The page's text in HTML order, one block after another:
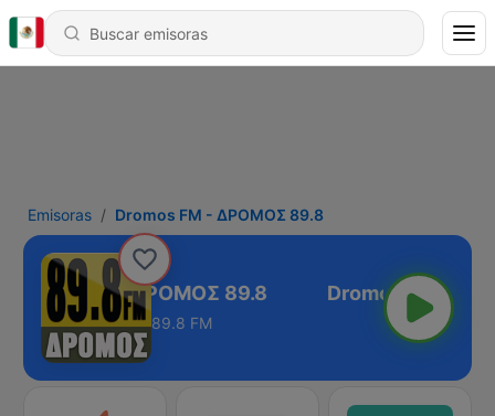
Emisoras Dromos FM - ΔΡΟΜΟΣ 89.8
FM - ΔΡΟΜΟΣ 89.8
89.8 FM